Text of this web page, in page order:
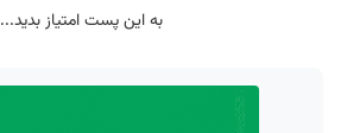
به این پست امتیاز بدید...